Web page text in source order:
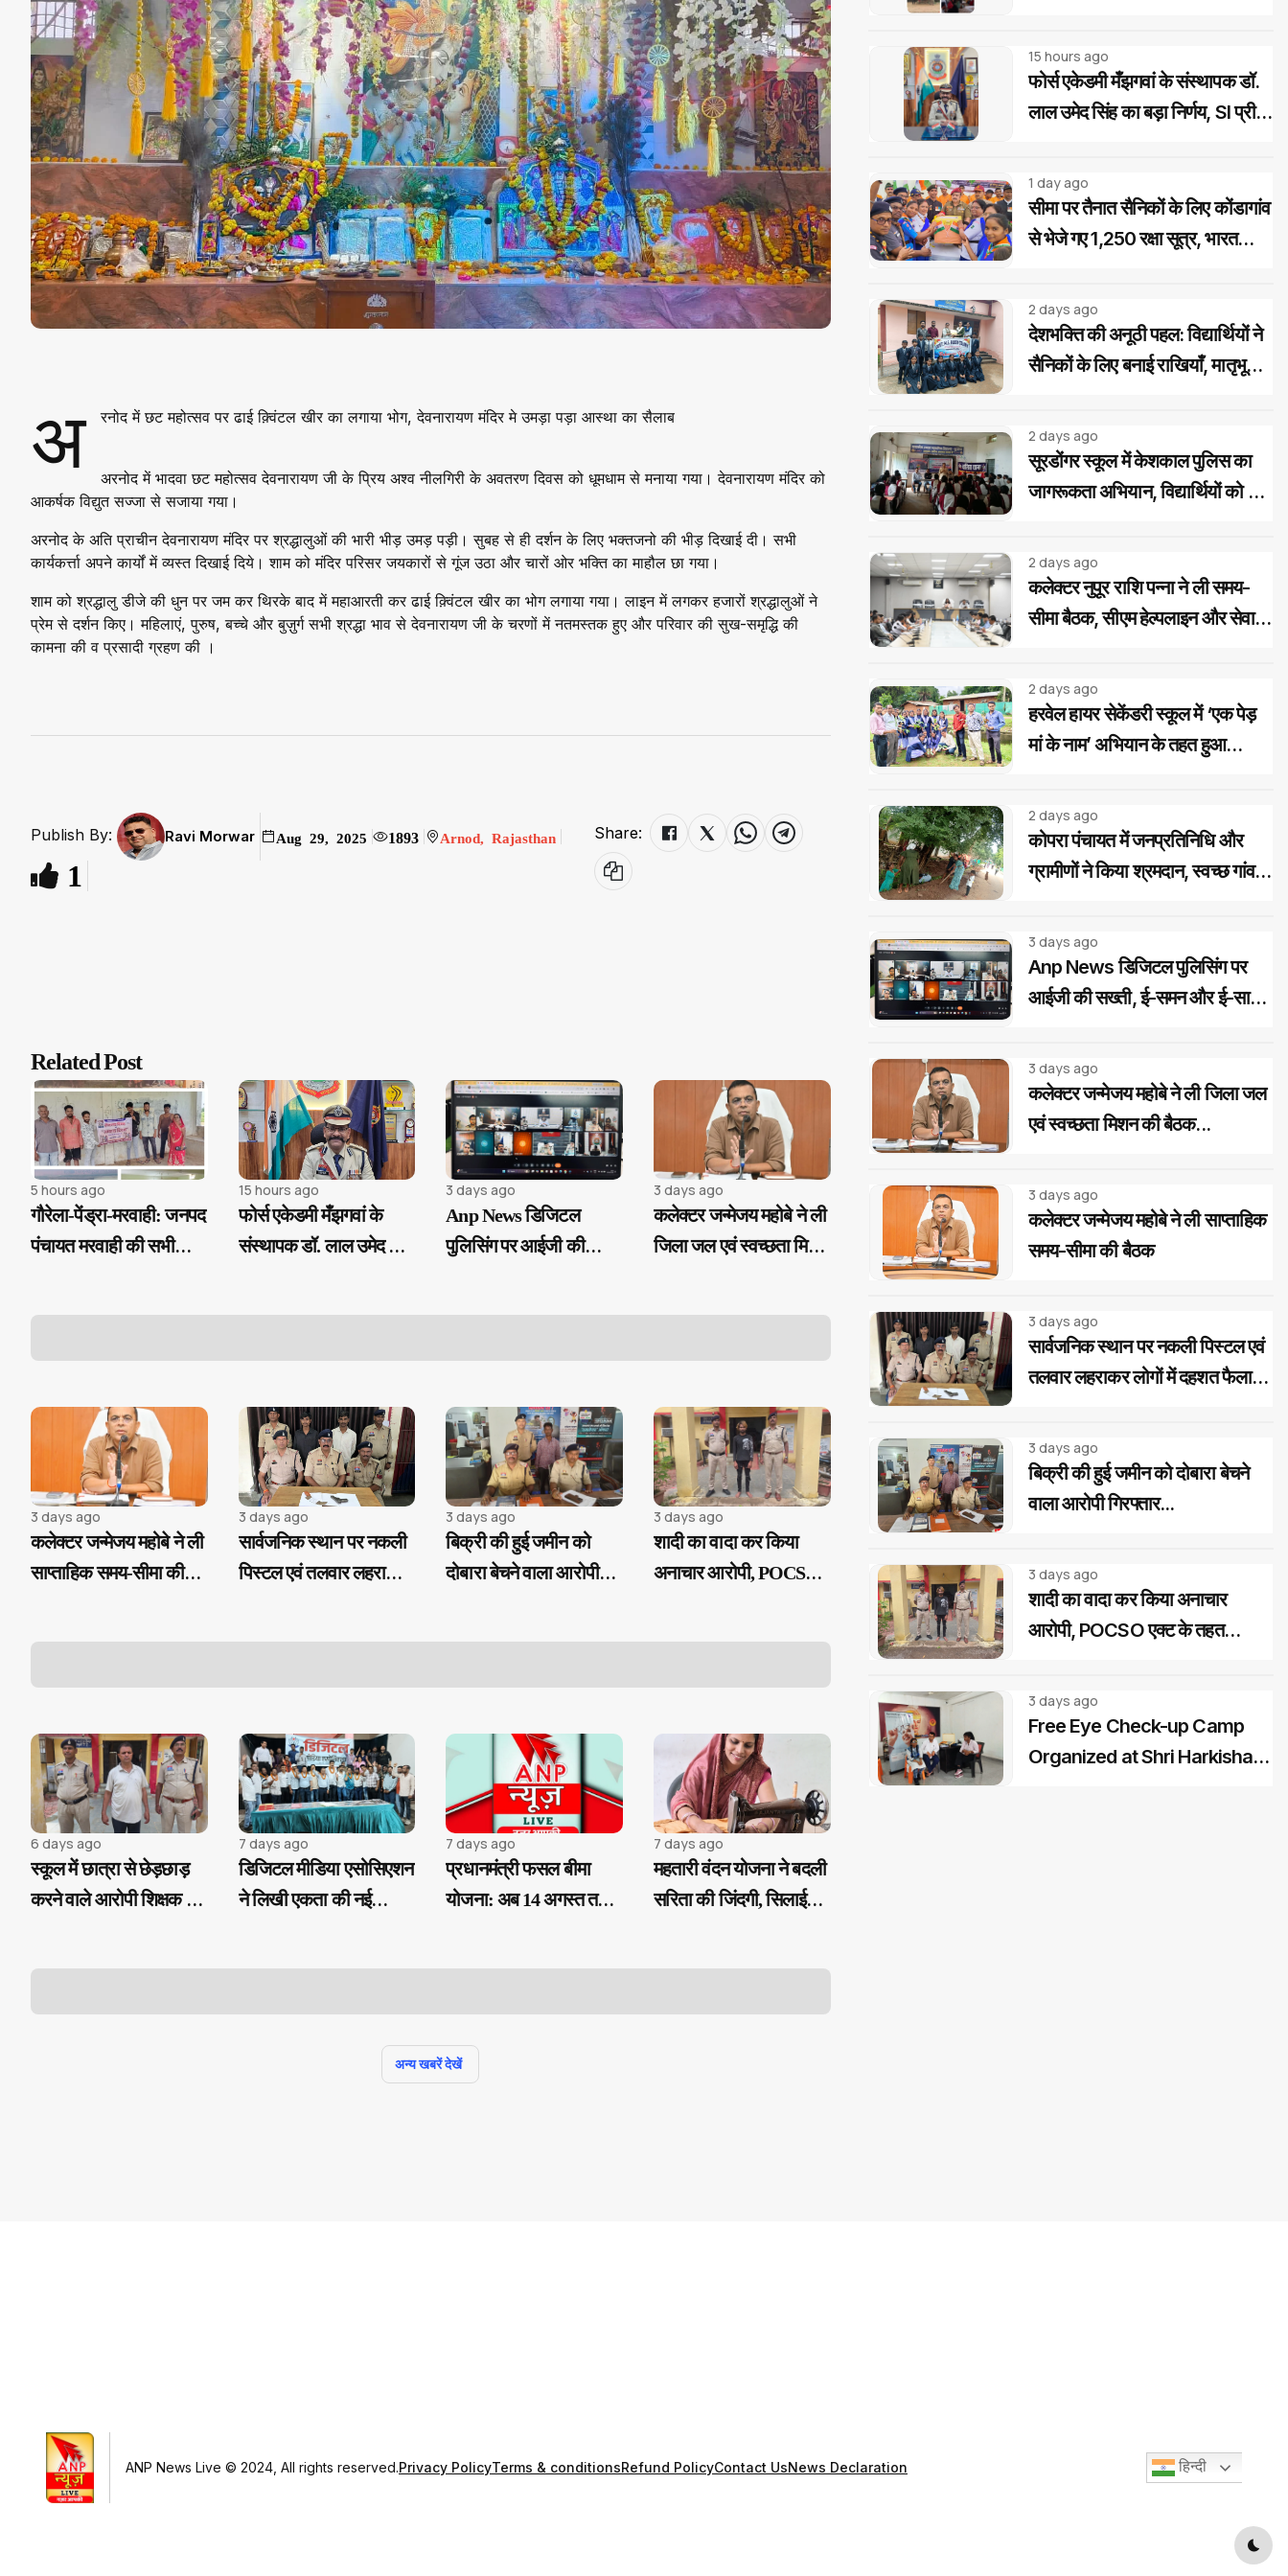
अ रनोद में छट महोत्सव पर ढाई क़्विंटल खीर का लगाया भोग, देवनारायण मंदिर मे उमड़ा पड़ा आस्था का सैलाब
अरनोद में भादवा छट महोत्सव देवनारायण जी के प्रिय अश्व नीलगिरी के अवतरण दिवस को धूमधाम से मनाया गया। देवनारायण मंदिर को
आकर्षक विद्युत सज्जा से सजाया गया।
अरनोद के अति प्राचीन देवनारायण मंदिर पर श्रद्धालुओं की भारी भीड़ उमड़ पड़ी। सुबह से ही दर्शन के लिए भक्तजनो की भीड़ दिखाई दी। सभी
कार्यकर्त्ता अपने कार्यों में व्यस्त दिखाई दिये। शाम को मंदिर परिसर जयकारों से गूंज उठा और चारों ओर भक्ति का माहौल छा गया।
शाम को श्रद्धालु डीजे की धुन पर जम कर थिरके बाद में महाआरती कर ढाई क़्विंटल खीर का भोग लगाया गया। लाइन में लगकर हजारों श्रद्धालुओं ने
प्रेम से दर्शन किए। महिलाएं, पुरुष, बच्चे और बुज़ुर्ग सभी श्रद्धा भाव से देवनारायण जी के चरणों में नतमस्तक हुए और परिवार की सुख-समृद्धि की
कामना की व प्रसादी ग्रहण की ।
Publish By: Ravi Morwar Aug 29, 2025 1893 Arnod, Rajasthan
1
Share:
Related Post
5 hours ago
गौरेला-पेंड्रा-मरवाही: जनपद
पंचायत मरवाही की सभी
15 hours ago
फोर्स एकेडमी मँझगवां के
संस्थापक डॉ. लाल उमेद सिंह
3 days ago
Anp News डिजिटल
पुलिसिंग पर आईजी की
3 days ago
कलेक्टर जन्मेजय महोबे ने ली
जिला जल एवं स्वच्छता मिशन
3 days ago
कलेक्टर जन्मेजय महोबे ने ली
साप्ताहिक समय-सीमा की
3 days ago
सार्वजनिक स्थान पर नकली
पिस्टल एवं तलवार लहराकर
3 days ago
बिक्री की हुई जमीन को
दोबारा बेचने वाला आरोपी
3 days ago
शादी का वादा कर किया
अनाचार आरोपी, POCSO
6 days ago
स्कूल में छात्रा से छेड़छाड़
करने वाले आरोपी शिक्षक चंद
7 days ago
डिजिटल मीडिया एसोसिएशन
ने लिखी एकता की नई
7 days ago
प्रधानमंत्री फसल बीमा
योजना: अब 14 अगस्त तक
7 days ago
महतारी वंदन योजना ने बदली
सरिता की जिंदगी, सिलाई
अन्य खबरें देखें
आवास दिवस का आयोजन
15 hours ago
फोर्स एकेडमी मँझगवां के संस्थापक डॉ.
लाल उमेद सिंह का बड़ा निर्णय, SI प्री
निःशुल्क कोचिंग और आवासीय सुविधा
1 day ago
सीमा पर तैनात सैनिकों के लिए कोंडागांव
से भेजे गए 1,250 रक्षा सूत्र, भारत
2 days ago
देशभक्ति की अनूठी पहल: विद्यार्थियों ने
सैनिकों के लिए बनाई राखियाँ, मातृभूमि
2 days ago
सूरडोंगर स्कूल में केशकाल पुलिस का
जागरूकता अभियान, विद्यार्थियों को दिए
2 days ago
कलेक्टर नुपूर राशि पन्ना ने ली समय-
सीमा बैठक, सीएम हेल्पलाइन और सेवा
दिए निर्देश
2 days ago
हरवेल हायर सेकेंडरी स्कूल में ‘एक पेड़
मां के नाम’ अभियान के तहत हुआ
सुरक्षा का संकल्प
2 days ago
कोपरा पंचायत में जनप्रतिनिधि और
ग्रामीणों ने किया श्रमदान, स्वच्छ गांव
3 days ago
Anp News डिजिटल पुलिसिंग पर
आईजी की सख्ती, ई-समन और ई-साक्ष्य
3 days ago
कलेक्टर जन्मेजय महोबे ने ली जिला जल
एवं स्वच्छता मिशन की बैठक...
3 days ago
कलेक्टर जन्मेजय महोबे ने ली साप्ताहिक
समय-सीमा की बैठक
3 days ago
सार्वजनिक स्थान पर नकली पिस्टल एवं
तलवार लहराकर लोगों में दहशत फैलाने
3 days ago
बिक्री की हुई जमीन को दोबारा बेचने
वाला आरोपी गिरफ्तार...
3 days ago
शादी का वादा कर किया अनाचार
आरोपी, POCSO एक्ट के तहत
3 days ago
Free Eye Check-up Camp
Organized at Shri Harkishan
ANP News Live © 2024, All rights reserved.Privacy PolicyTerms & conditionsRefund PolicyContact UsNews Declaration हिन्दी